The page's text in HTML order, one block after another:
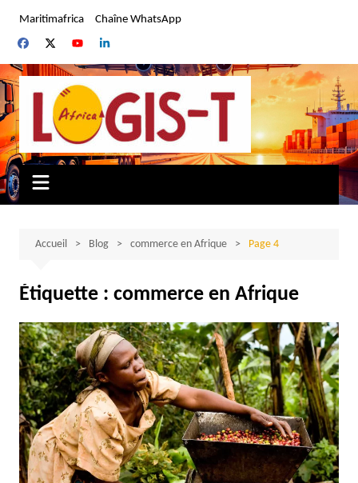
contenu
Maritimafrica Chaîne WhatsApp
Accueil Blog commerce en Afrique Page 4
Étiquette : commerce en Afrique